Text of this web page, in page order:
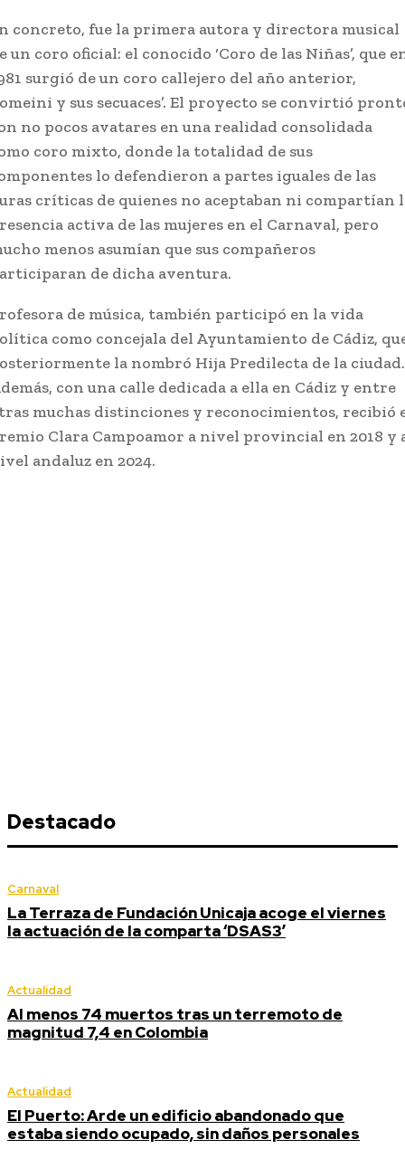
concreto, fue la primera autora y directora musical
un coro oficial: el conocido ‘Coro de las Niñas’, que
surgió de un coro callejero del año anterior,
y sus secuaces’. El proyecto se convirtió
no pocos avatares en una realidad consolidada
coro mixto, donde la totalidad de sus
lo defendieron a partes iguales de las
críticas de quienes no aceptaban ni compartían
activa de las mujeres en el Carnaval, pero
menos asumían que sus compañeros
de dicha aventura.
de música, también participó en la vida
como concejala del Ayuntamiento de Cádiz,
la nombró Hija Predilecta de la ciudad.
con una calle dedicada a ella en Cádiz y entre
muchas distinciones y reconocimientos, recibió
Clara Campoamor a nivel provincial en 2018 y
andaluz en 2024.
Destacado
Carnaval
La Terraza de Fundación Unicaja acoge el viernes
la actuación de la comparta ‘DSAS3’
Actualidad
Al menos 74 muertos tras un terremoto de
magnitud 7,4 en Colombia
Actualidad
El Puerto: Arde un edificio abandonado que
estaba siendo ocupado, sin daños personales